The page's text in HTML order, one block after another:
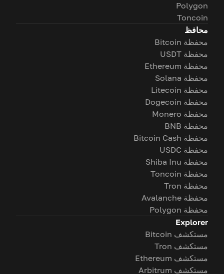
Polygon
Toncoin
محافظ
محفظة Bitcoin
محفظة USDT
محفظة Ethereum
محفظة Solana
محفظة Litecoin
محفظة Dogecoin
محفظة Monero
محفظة BNB
محفظة Bitcoin Cash
محفظة USDC
محفظة Shiba Inu
محفظة Toncoin
محفظة Tron
محفظة Avalanche
محفظة Polygon
Explorer
مستكشف Bitcoin
مستكشف Tron
مستكشف Ethereum
مستكشف Arbitrum